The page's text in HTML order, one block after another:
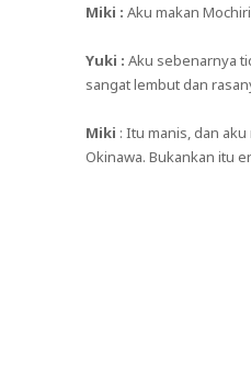
Miki : Aku makan
Yuki : Aku sebenarnya
sangat lembut dan
Miki : Itu manis, dan
Okinawa. Bukankan itu